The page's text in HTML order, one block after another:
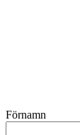
Förnamn